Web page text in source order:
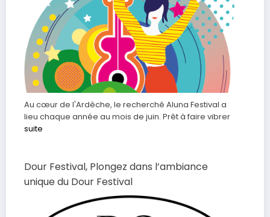
Au cœur de l'Ardèche, le recherché Aluna Festival a
lieu chaque année au mois de juin. Prêt à faire vibrer
suite
Dour Festival, Plongez dans l’ambiance
unique du Dour Festival